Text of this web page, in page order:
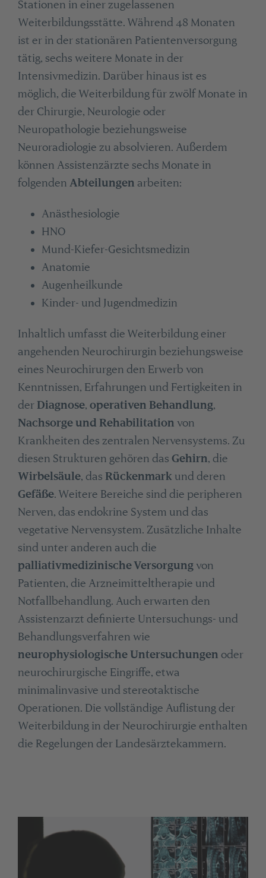
Stationen in einer zugelassenen
Weiterbildungsstätte. Während 48 Monaten
ist er in der stationären Patientenversorgung
tätig, sechs weitere Monate in der
Intensivmedizin. Darüber hinaus ist es
möglich, die Weiterbildung für zwölf Monate in
der Chirurgie, Neurologie oder
Neuropathologie beziehungsweise
Neuroradiologie zu absolvieren. Außerdem
können Assistenzärzte sechs Monate in
folgenden Abteilungen arbeiten:
Anästhesiologie
HNO
Mund-Kiefer-Gesichtsmedizin
Anatomie
Augenheilkunde
Kinder- und Jugendmedizin
Inhaltlich umfasst die Weiterbildung einer
angehenden Neurochirurgin beziehungsweise
eines Neurochirurgen den Erwerb von
Kenntnissen, Erfahrungen und Fertigkeiten in
derDiagnose, operativen Behandlung,
Nachsorge und Rehabilitation von
Krankheiten des zentralen Nervensystems. Zu
diesen Strukturen gehören das Gehirn, die
Wirbelsäule, das Rückenmark und deren
Gefäße. Weitere Bereiche sind die peripheren
Nerven, das endokrine System und das
vegetative Nervensystem. Zusätzliche Inhalte
sind unter anderen auch die
palliativmedizinische Versorgungvon
Patienten, die Arzneimitteltherapie und
Notfallbehandlung. Auch erwarten den
Assistenzarzt definierte Untersuchungs- und
Behandlungsverfahren wie
neurophysiologische Untersuchungen oder
neurochirurgische Eingriffe, etwa
minimalinvasive und stereotaktische
Operationen. Die vollständige Auflistung der
Weiterbildung in der Neurochirurgie enthalten
die Regelungen der Landesärztekammern.